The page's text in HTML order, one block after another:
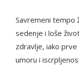
Savremeni tempo
sedenje i loše
zdravlje, iako
umoru i